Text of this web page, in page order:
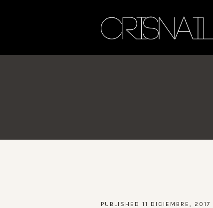
PUBLISHED 11 DICIEMBRE, 2017